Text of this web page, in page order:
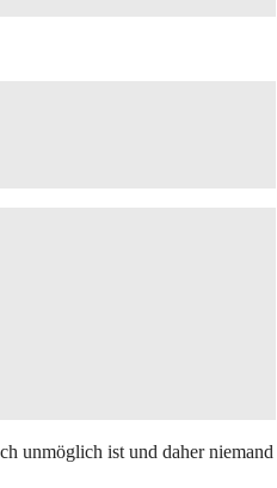
unmöglich ist und daher niemand